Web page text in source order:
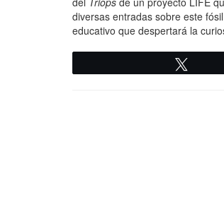
diversas entradas sobre este
educativo que despertará la